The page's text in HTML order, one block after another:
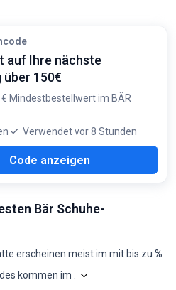
im Sale-Bereich. Solange der
auf Ihre nächste
über 150€
€ Mindestbestellwert im BÄR
Verwendet vor 8 Stunden
Code anzeigen
Bär Schuhe-
erscheinen meist im mit bis zu %
kommen im